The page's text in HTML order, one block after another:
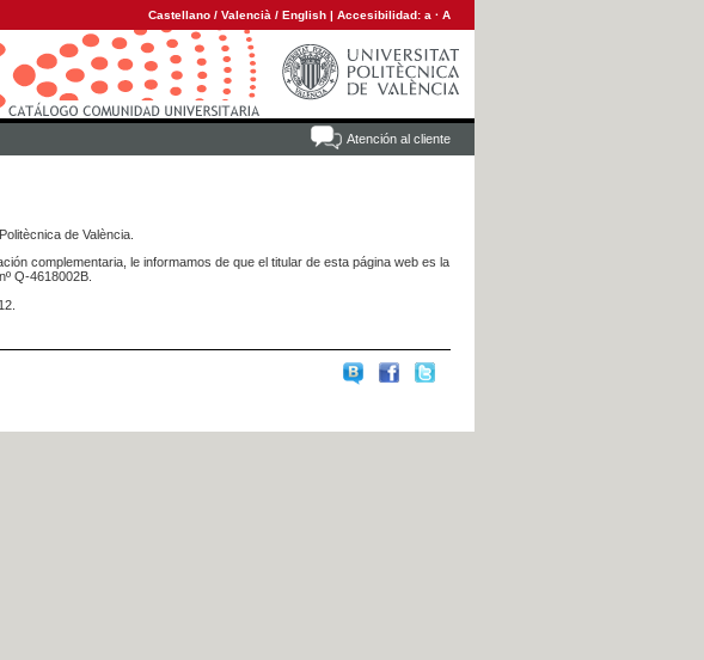
Castellano / Valencià / English | Accesibilidad: a · A
Atención al cliente
de València.
complementaria, le informamos de que el titular de esta página web es la
Q-4618002B.